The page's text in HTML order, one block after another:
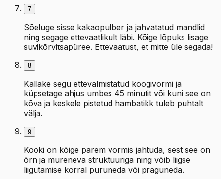
7
Sõeluge sisse kakaopulber ja jahvatatud mandlid
ning segage ettevaatlikult läbi. Kõige lõpuks lisage
suvikõrvitsapüree. Ettevaatust, et mitte üle segada!
8
Kallake segu ettevalmistatud koogivormi ja
küpsetage ahjus umbes 45 minutit või kuni see on
kõva ja keskele pistetud hambatikk tuleb puhtalt
välja.
9
Kooki on kõige parem vormis jahtuda, sest see on
õrn ja mureneva struktuuriga ning võib liigse
liigutamise korral puruneda või praguneda.